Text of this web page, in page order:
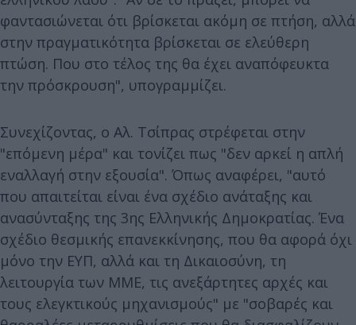
φαντασιώνεται ότι βρίσκεται ακόμη σε πτήση, αλλά
στην πραγματικότητα βρίσκεται σε ελεύθερη
πτώση. Που στο τέλος της θα έχει αναπόφευκτα
την πρόσκρουση", υπογραμμίζει.
Συνεχίζοντας, ο Αλ. Τσίπρας στρέφεται στην
"επόμενη μέρα" και τονίζει πως "δεν αρκεί η απλή
εναλλαγή στην εξουσία". Όπως αναφέρει, "αυτό
που απαιτείται είναι ένα σχέδιο ανάταξης και
ανασύνταξης της 3ης Ελληνικής Δημοκρατίας. Ένα
σχέδιο θεσμικής επανεκκίνησης, που θα αφορά όχι
μόνο την ΕΥΠ, αλλά και τη Δικαιοσύνη, τη
λειτουργία των ΜΜΕ, τις ανεξάρτητες αρχές και
τους ελεγκτικούς μηχανισμούς" με "σοβαρές και